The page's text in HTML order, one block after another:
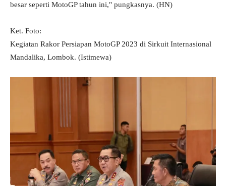
besar seperti MotoGP tahun ini," pungkasnya. (HN)
Ket. Foto:
Kegiatan Rakor Persiapan MotoGP 2023 di Sirkuit Internasional
Mandalika, Lombok. (Istimewa)